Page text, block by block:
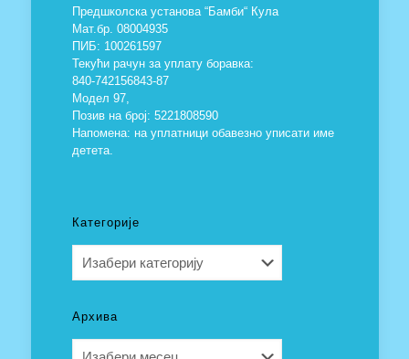
Предшколска установа “Бамби“ Кула
Мат.бр. 08004935
ПИБ: 100261597
Текући рачун за уплату боравка:
840-742156843-87
Модел 97,
Позив на број: 5221808590
Напомена: на уплатници обавезно уписати име
детета.
Категорије
Архива